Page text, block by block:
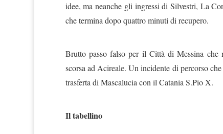
idee, ma neanche gli ingressi di Silvestri, La
che termina dopo quattro minuti di recupero.
Brutto passo falso per il Città di Messina che
scorsa ad Acireale. Un incidente di percorso
trasferta di Mascalucia con il Catania S.Pio X.
Il tabellino